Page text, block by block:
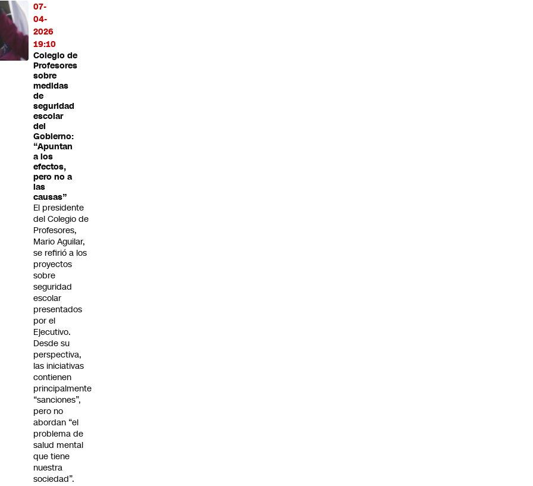
07-
04-
2026
19:10
Colegio de
Profesores
sobre
medidas
de
seguridad
escolar
del
Gobierno:
“Apuntan
a los
efectos,
pero no a
las
causas”
El presidente
del Colegio de
Profesores,
Mario Aguilar,
se refirió a los
proyectos
sobre
seguridad
escolar
presentados
por el
Ejecutivo.
Desde su
perspectiva,
las iniciativas
contienen
principalmente
“sanciones”,
pero no
abordan “el
problema de
salud mental
que tiene
nuestra
sociedad”.